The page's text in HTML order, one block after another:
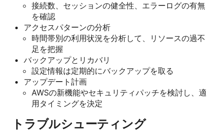
接続数、セッションの健全性、エラーログの有無
を確認
アクセスパターンの分析
時間帯別の利用状況を分析して、リソースの過不
足を把握
バックアップとリカバリ
設定情報は定期的にバックアップを取る
アップデート計画
AWSの新機能やセキュリティパッチを検討し、適
用タイミングを決定
トラブルシューティング